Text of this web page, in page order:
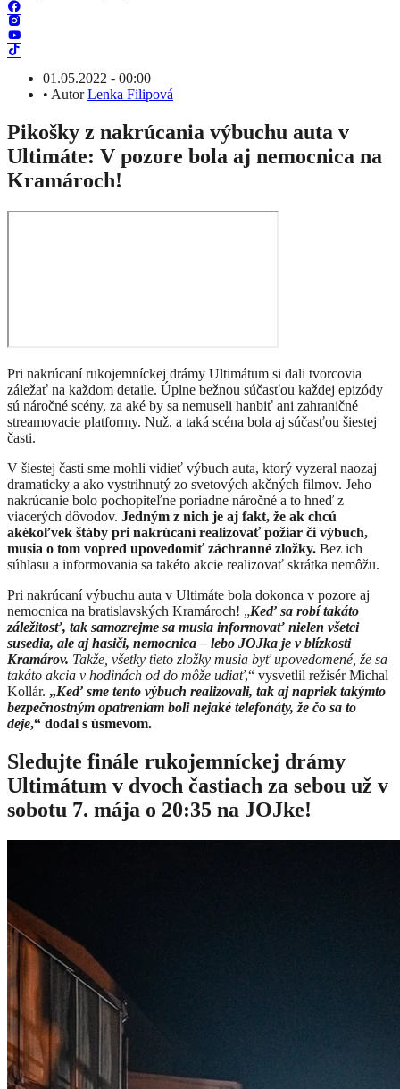
01.05.2022 - 00:00
• AutorLenka Filipová
Pikošky z nakrúcania výbuchu auta v
Ultimáte: V pozore bola aj nemocnica na
Kramároch!
Pri nakrúcaní rukojemníckej drámy Ultimátum si dali tvorcovia
záležať na každom detaile. Úplne bežnou súčasťou každej epizódy
sú náročné scény, za aké by sa nemuseli hanbiť ani zahraničné
streamovacie platformy. Nuž, a taká scéna bola aj súčasťou šiestej
časti.
V šiestej časti sme mohli vidieť výbuch auta, ktorý vyzeral naozaj
dramaticky a ako vystrihnutý zo svetových akčných filmov. Jeho
nakrúcanie bolo pochopiteľne poriadne náročné a to hneď z
viacerých dôvodov. Jedným z nich je aj fakt, že ak chcú
akékoľvek štáby pri nakrúcaní realizovať požiar či výbuch,
musia o tom vopred upovedomiť záchranné zložky. Bez ich
súhlasu a informovania sa takéto akcie realizovať skrátka nemôžu.
Pri nakrúcaní výbuchu auta v Ultimáte bola dokonca v pozore aj
nemocnica na bratislavských Kramároch! „Keď sa robí takáto
záležitosť, tak samozrejme sa musia informovať nielen všetci
susedia, ale aj hasiči, nemocnica – lebo JOJka je v blízkosti
Kramárov. Takže, všetky tieto zložky musia byť upovedomené, že sa
takáto akcia v hodinách od do môže udiať,“ vysvetlil režisér Michal
Kollár. „Keď sme tento výbuch realizovali, tak aj napriek takýmto
bezpečnostným opatreniam boli nejaké telefonáty, že čo sa to
deje,“ dodal s úsmevom.
Sledujte finále rukojemníckej drámy
Ultimátum v dvoch častiach za sebou už v
sobotu 7. mája o 20:35 na JOJke!